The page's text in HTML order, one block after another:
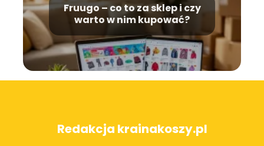
Fruugo – co to za sklep i czy
warto w nim kupować?
Redakcja krainakoszy.pl